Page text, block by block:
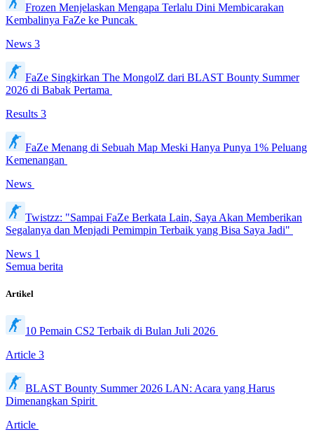
Frozen Menjelaskan Mengapa Terlalu Dini Membicarakan
Kembalinya FaZe ke Puncak
News 3
FaZe Singkirkan The MongolZ dari BLAST Bounty Summer
2026 di Babak Pertama
Results 3
FaZe Menang di Sebuah Map Meski Hanya Punya 1% Peluang
Kemenangan
News
Twistzz: "Sampai FaZe Berkata Lain, Saya Akan Memberikan
Segalanya dan Menjadi Pemimpin Terbaik yang Bisa Saya Jadi"
News 1
Semua berita
Artikel
10 Pemain CS2 Terbaik di Bulan Juli 2026
Article 3
BLAST Bounty Summer 2026 LAN: Acara yang Harus
Dimenangkan Spirit
Article